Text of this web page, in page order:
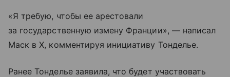
«Я требую, чтобы ее арестовали
за государственную измену Франции», — написал
Маск в X, комментируя инициативу Тонделье.
Ранее Тонделье заявила, что будет участвовать